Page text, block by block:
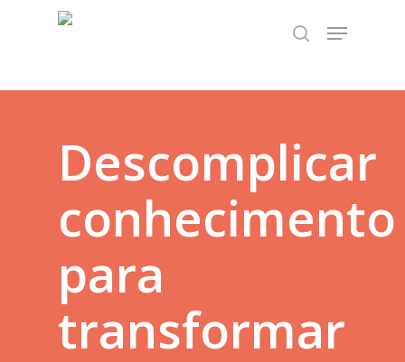
TEST89838
search
Menu
Descomplicar
conhecimento
para
transformar